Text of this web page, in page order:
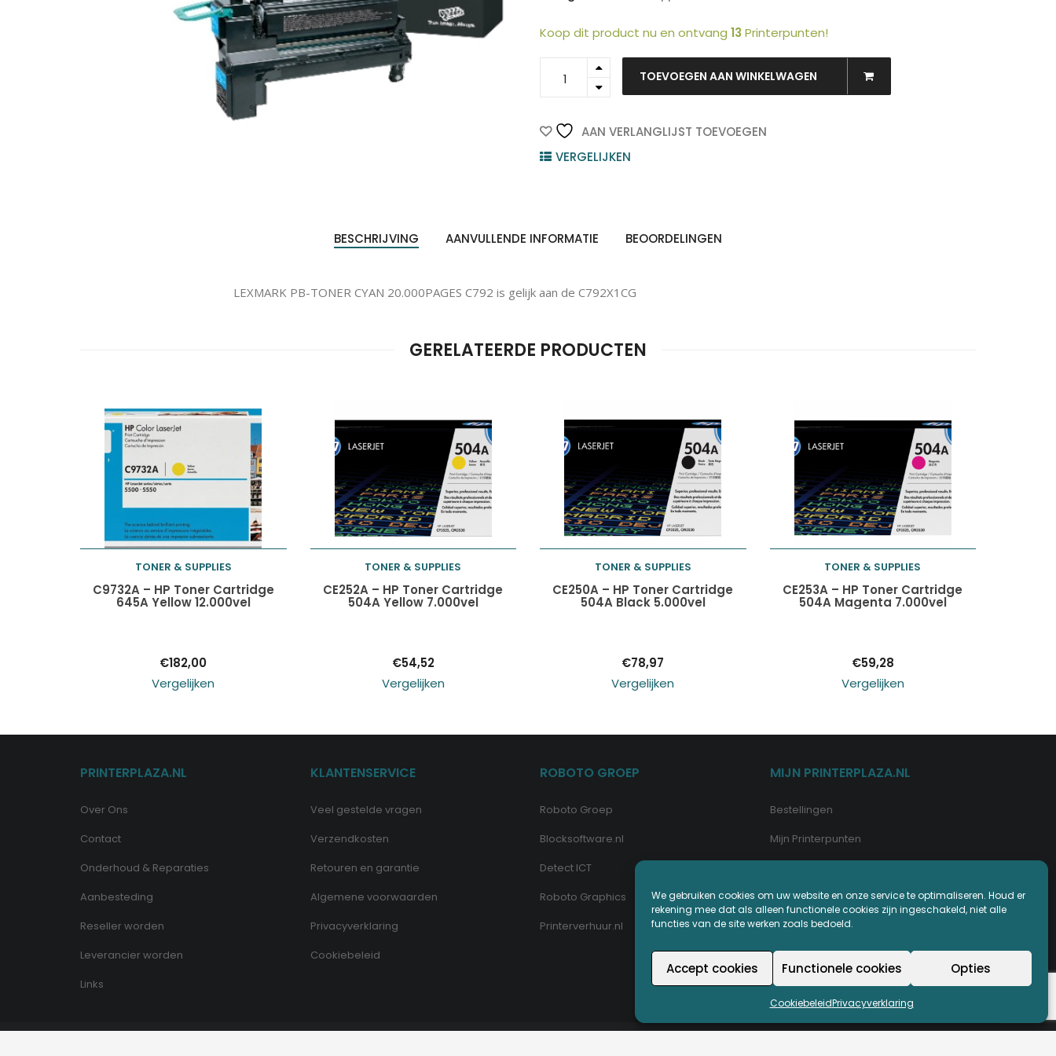
We gebruiken cookies om uw website en onze service te optimaliseren. Houd er
rekening mee dat als alleen functionele cookies zijn ingeschakeld, niet alle
functies van de site werken zoals bedoeld.
Accept cookies Functionele cookies Opties
CookiebeleidPrivacyverklaring
Koop dit product nu en ontvang 13 Printerpunten!
C792X6CG
Cyaan
1st
TOEVOEGEN AAN WINKELWAGEN
AAN VERLANGLIJST TOEVOEGEN
VERGELIJKEN
BESCHRIJVING AANVULLENDE INFORMATIE BEOORDELINGEN
LEXMARK PB-TONER CYAN 20.000PAGES C792 is gelijk aan de C792X1CG
GERELATEERDE PRODUCTEN
Toevoegen aan
TONER & SUPPLIES
C9732A – HP Toner Cartridge
645A Yellow 12.000vel
€182,00
Vergelijken
Toevoegen aan
TONER & SUPPLIES
CE252A – HP Toner Cartridge
504A Yellow 7.000vel
€54,52
Vergelijken
Toevoegen aan
TONER & SUPPLIES
CE250A – HP Toner Cartridge
504A Black 5.000vel
€78,97
Vergelijken
Toevoegen aan
TONER & SUPPLIES
CE253A – HP Toner Cartridge
504A Magenta 7.000vel
€59,28
Vergelijken
PRINTERPLAZA.NL
Over Ons
Contact
Onderhoud & Reparaties
Aanbesteding
Reseller worden
Leverancier worden
Links
KLANTENSERVICE
Veel gestelde vragen
Verzendkosten
Retouren en garantie
Algemene voorwaarden
Privacyverklaring
Cookiebeleid
ROBOTO GROEP
Roboto Groep
Blocksoftware.nl
Detect ICT
Roboto Graphics
Printerverhuur.nl
MIJN PRINTERPLAZA.NL
Bestellingen
Mijn Printerpunten
Wachtwoord vergeten
Producten